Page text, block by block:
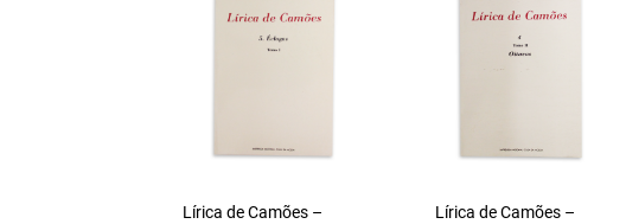
Lírica de Camões –
Lírica de Camões –